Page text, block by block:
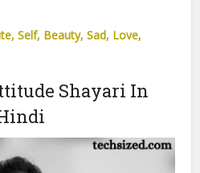
कभी बुरा होता है। कभी बुरे ऐटिटूड वाले
वाले लोगों के साथ अच्छा ऐटिटूड
पर शेयर करने के लिए कॉपी और पेस्ट
Self, Beauty, Sad, Love,